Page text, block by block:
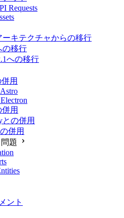
Requests
ーキテクチャからの移行
の移行
への移行
用
用
との併用
併用
題
ント